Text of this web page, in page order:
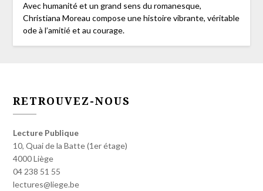
Avec humanité et un grand sens du romanesque,
Christiana Moreau compose une histoire vibrante, véritable
ode à l’amitié et au courage.
RETROUVEZ-NOUS
Lecture Publique
10, Quai de la Batte (1er étage)
4000 Liège
04 238 51 55
lectures@liege.be